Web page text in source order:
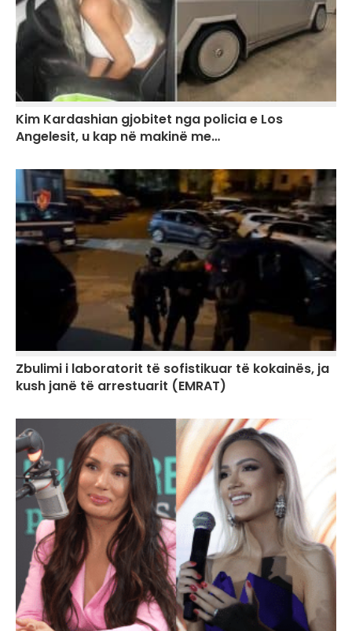
Kim Kardashian gjobitet nga policia e Los
Angelesit, u kap në makinë me…
Zbulimi i laboratorit të sofistikuar të kokainës, ja
kush janë të arrestuarit (EMRAT)